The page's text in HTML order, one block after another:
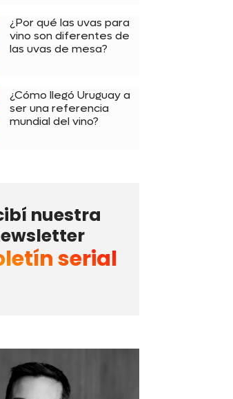
¿Por qué las uvas para
vino son diferentes de
las uvas de mesa?
¿Cómo llegó Uruguay a
ser una referencia
mundial del vino?
nuestra
serial